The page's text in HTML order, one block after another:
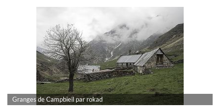
Granges de Campbieil par rokad